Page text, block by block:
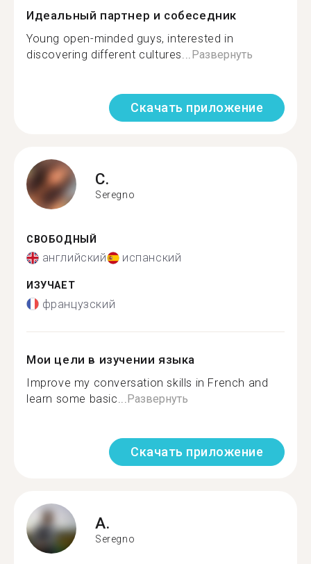
Идеальный партнер и собеседник
Young open-minded guys, interested in
discovering different cultures... Развернуть
Скачать приложение
C.
Seregno
СВОБОДНЫЙ
английский испанский
ИЗУЧАЕТ
французский
Мои цели в изучении языка
Improve my conversation skills in French and
learn some basic... Развернуть
Скачать приложение
A.
Seregno